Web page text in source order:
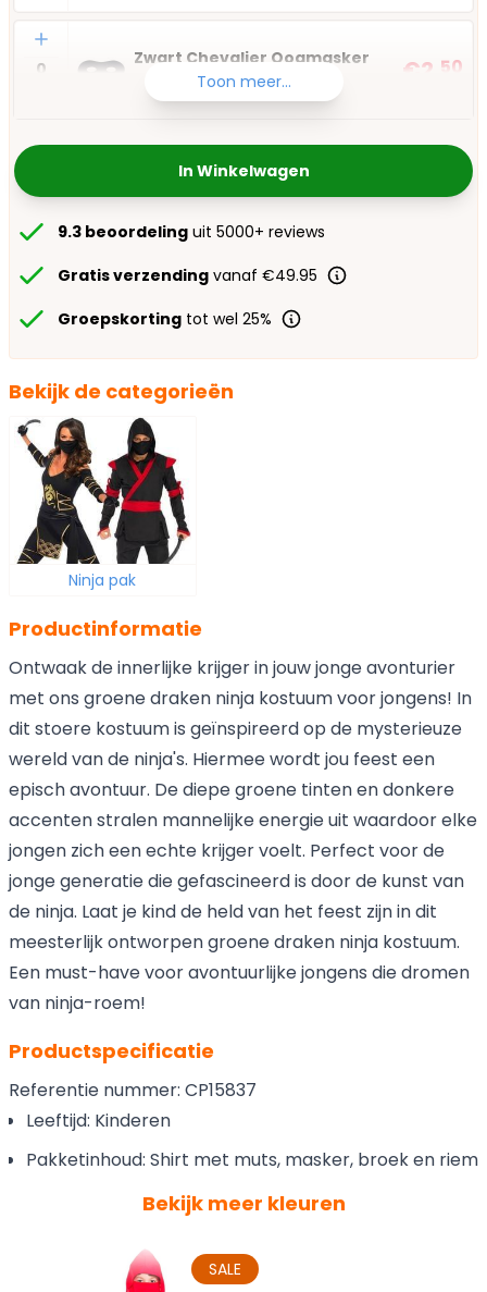
Aantal
Zwart Chevalier Oogmasker
Op voorraad €2, 50
Toon meer...
In Winkelwagen
9.3 beoordeling uit 5000+ reviews
Gratis verzending vanaf €49.95
Groepskorting tot wel 25%
Bekijk de categorieën
Ninja pak
Productinformatie
Ontwaak de innerlijke krijger in jouw jonge avonturier
met ons groene draken ninja kostuum voor jongens! In
dit stoere kostuum is geïnspireerd op de mysterieuze
wereld van de ninja's. Hiermee wordt jou feest een
episch avontuur. De diepe groene tinten en donkere
accenten stralen mannelijke energie uit waardoor elke
jongen zich een echte krijger voelt. Perfect voor de
jonge generatie die gefascineerd is door de kunst van
de ninja. Laat je kind de held van het feest zijn in dit
meesterlijk ontworpen groene draken ninja kostuum.
Een must-have voor avontuurlijke jongens die dromen
van ninja-roem!
Productspecificatie
Referentie nummer: CP15837
Leeftijd: Kinderen
Pakketinhoud: Shirt met muts, masker, broek en riem
Bekijk meer kleuren
SALE